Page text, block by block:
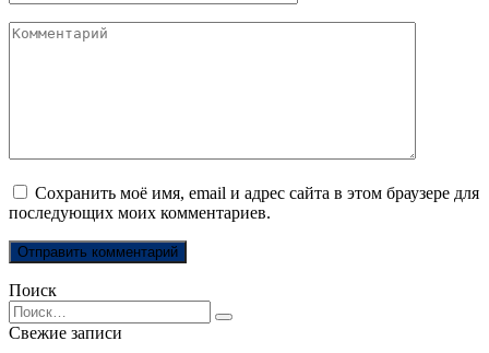
Комментарий
Сохранить моё имя, email и адрес сайта в этом браузере для
последующих моих комментариев.
Поиск
Search
for:
Свежие записи